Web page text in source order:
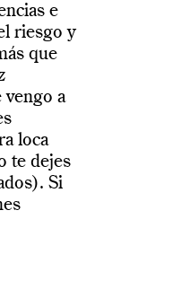
e
riesgo y
que
vengo a
loca
te dejes
Si